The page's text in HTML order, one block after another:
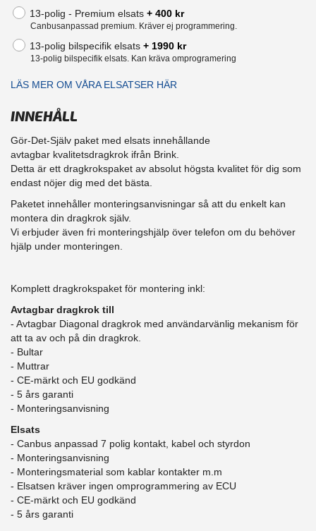
13-polig - Premium elsats + 400 kr
Canbusanpassad premium. Kräver ej programmering.
13-polig bilspecifik elsats + 1990 kr
13-polig bilspecifik elsats. Kan kräva omprogramering
LÄS MER OM VÅRA ELSATSER HÄR
INNEHÅLL
Gör-Det-Själv paket med elsats innehållande
avtagbar kvalitetsdragkrok ifrån Brink.
Detta är ett dragkrokspaket av absolut högsta kvalitet för dig som
endast nöjer dig med det bästa.
Paketet innehåller monteringsanvisningar så att du enkelt kan
montera din dragkrok själv.
Vi erbjuder även fri monteringshjälp över telefon om du behöver
hjälp under monteringen.
Komplett dragkrokspaket för montering inkl:
Avtagbar dragkrok till
- Avtagbar Diagonal dragkrok med användarvänlig mekanism för
att ta av och på din dragkrok.
- Bultar
- Muttrar
- CE-märkt och EU godkänd
- 5 års garanti
- Monteringsanvisning
Elsats
- Canbus anpassad 7 polig kontakt, kabel och styrdon
- Monteringsanvisning
- Monteringsmaterial som kablar kontakter m.m
- Elsatsen kräver ingen omprogrammering av ECU
- CE-märkt och EU godkänd
​- 5 års garanti